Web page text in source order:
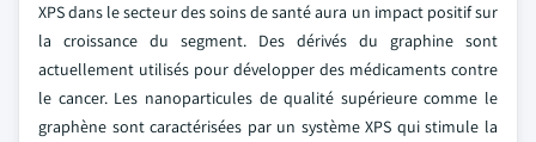
XPS dans le secteur des soins de santé aura un impact positif sur
la croissance du segment. Des dérivés du graphine sont
actuellement utilisés pour développer des médicaments contre
le cancer. Les nanoparticules de qualité supérieure comme le
graphène sont caractérisées par un système XPS qui stimule la